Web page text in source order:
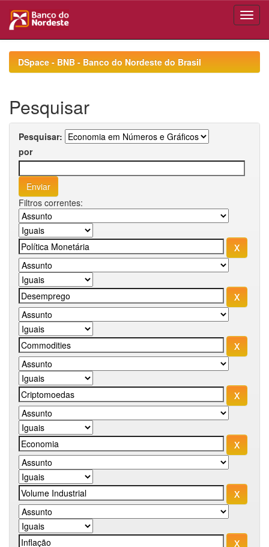
navigationDSpace - BNB - Banco do Nordeste do Brasil
Pesquisar
Pesquisar:
por
Filtros correntes: